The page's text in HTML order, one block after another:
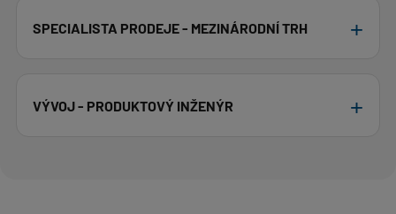
SPECIALISTA PRODEJE - MEZINÁRODNÍ TRH
VÝVOJ - PRODUKTOVÝ INŽENÝR